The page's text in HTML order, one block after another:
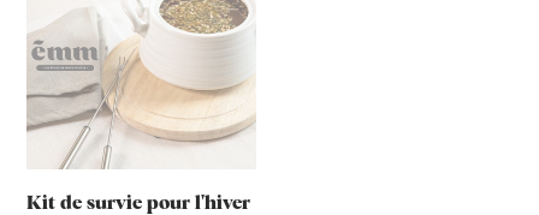
survie
pour
l'hiver
Kit de survie pour l'hiver